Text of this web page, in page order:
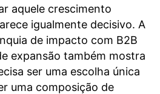
aquele crescimento
igualmente decisivo. A
de impacto com B2B
expansão também mostra
ser uma escolha única
uma composição de